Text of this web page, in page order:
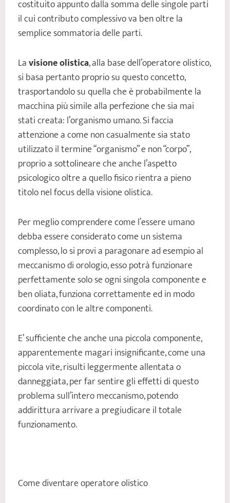
costituito appunto dalla somma delle singole parti
il cui contributo complessivo va ben oltre la
semplice sommatoria delle parti.
Lavisione olistica, alla base dell’operatore olistico,
si basa pertanto proprio su questo concetto,
trasportandolo su quella che è probabilmente la
macchina più simile alla perfezione che sia mai
stati creata: l’organismo umano. Si faccia
attenzione a come non casualmente sia stato
utilizzato il termine “organismo” e non “corpo”,
proprio a sottolineare che anche l’aspetto
psicologico oltre a quello fisico rientra a pieno
titolo nel focus della visione olistica.
Per meglio comprendere come l’essere umano
debba essere considerato come un sistema
complesso, lo si provi a paragonare ad esempio al
meccanismo di orologio, esso potrà funzionare
perfettamente solo se ogni singola componente e
ben oliata, funziona correttamente ed in modo
coordinato con le altre componenti.
E’ sufficiente che anche una piccola componente,
apparentemente magari insignificante, come una
piccola vite, risulti leggermente allentata o
danneggiata, per far sentire gli effetti di questo
problema sull’intero meccanismo, potendo
addirittura arrivare a pregiudicare il totale
funzionamento.
Come diventare operatore olistico